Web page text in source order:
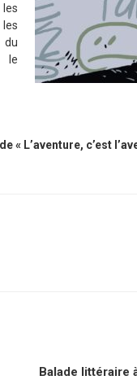
les
du
le
« L’aventure, c’est
Balade littéraire